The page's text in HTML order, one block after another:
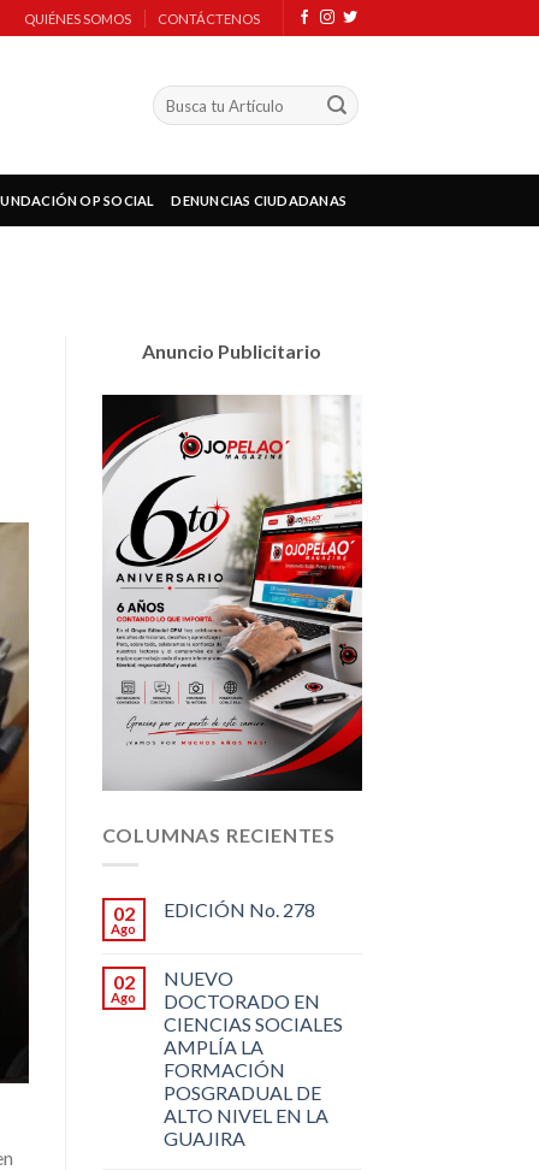
QUIÉNES SOMOS CONTÁCTENOS
OP SOCIAL DENUNCIAS CIUDADANAS
Anuncio Publicitario
COLUMNAS RECIENTES
02
Ago
EDICIÓN No. 278
02
Ago
NUEVO
DOCTORADO EN
CIENCIAS SOCIALES
AMPLÍA LA
FORMACIÓN
POSGRADUAL DE
ALTO NIVEL EN LA
GUAJIRA